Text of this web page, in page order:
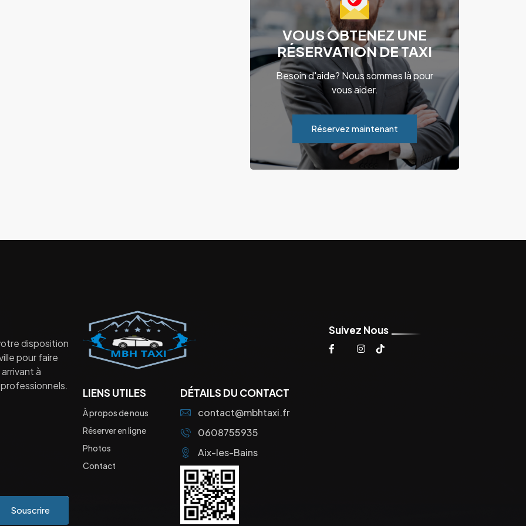
VOUS OBTENEZ UNE
RÉSERVATION DE TAXI
Besoin d'aide? Nous sommes là pour
vous aider.
Réservez maintenant
disposition
pour faire
à
Souscrire
Suivez Nous
LIENS UTILES
À propos de nous
Réserver en ligne
Photos
Contact
DÉTAILS DU CONTACT
contact@mbhtaxi.fr
0608755935
Aix-les-Bains